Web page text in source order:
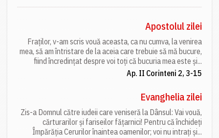
Apostolul zilei
Fraților, v-am scris vouă aceasta, ca nu cumva, la venirea
mea, să am întristare de la aceia care trebuie să mă bucure,
fiind încredințat despre voi toți că bucuria mea este și...
Ap. II Corinteni 2, 3-15
Evanghelia zilei
Zis-a Domnul către iudeii care veniseră la Dânsul: Vai vouă,
cărturarilor și fariseilor fățarnici! Pentru că închideți
Împărăția Cerurilor înaintea oamenilor; voi nu intrați și...